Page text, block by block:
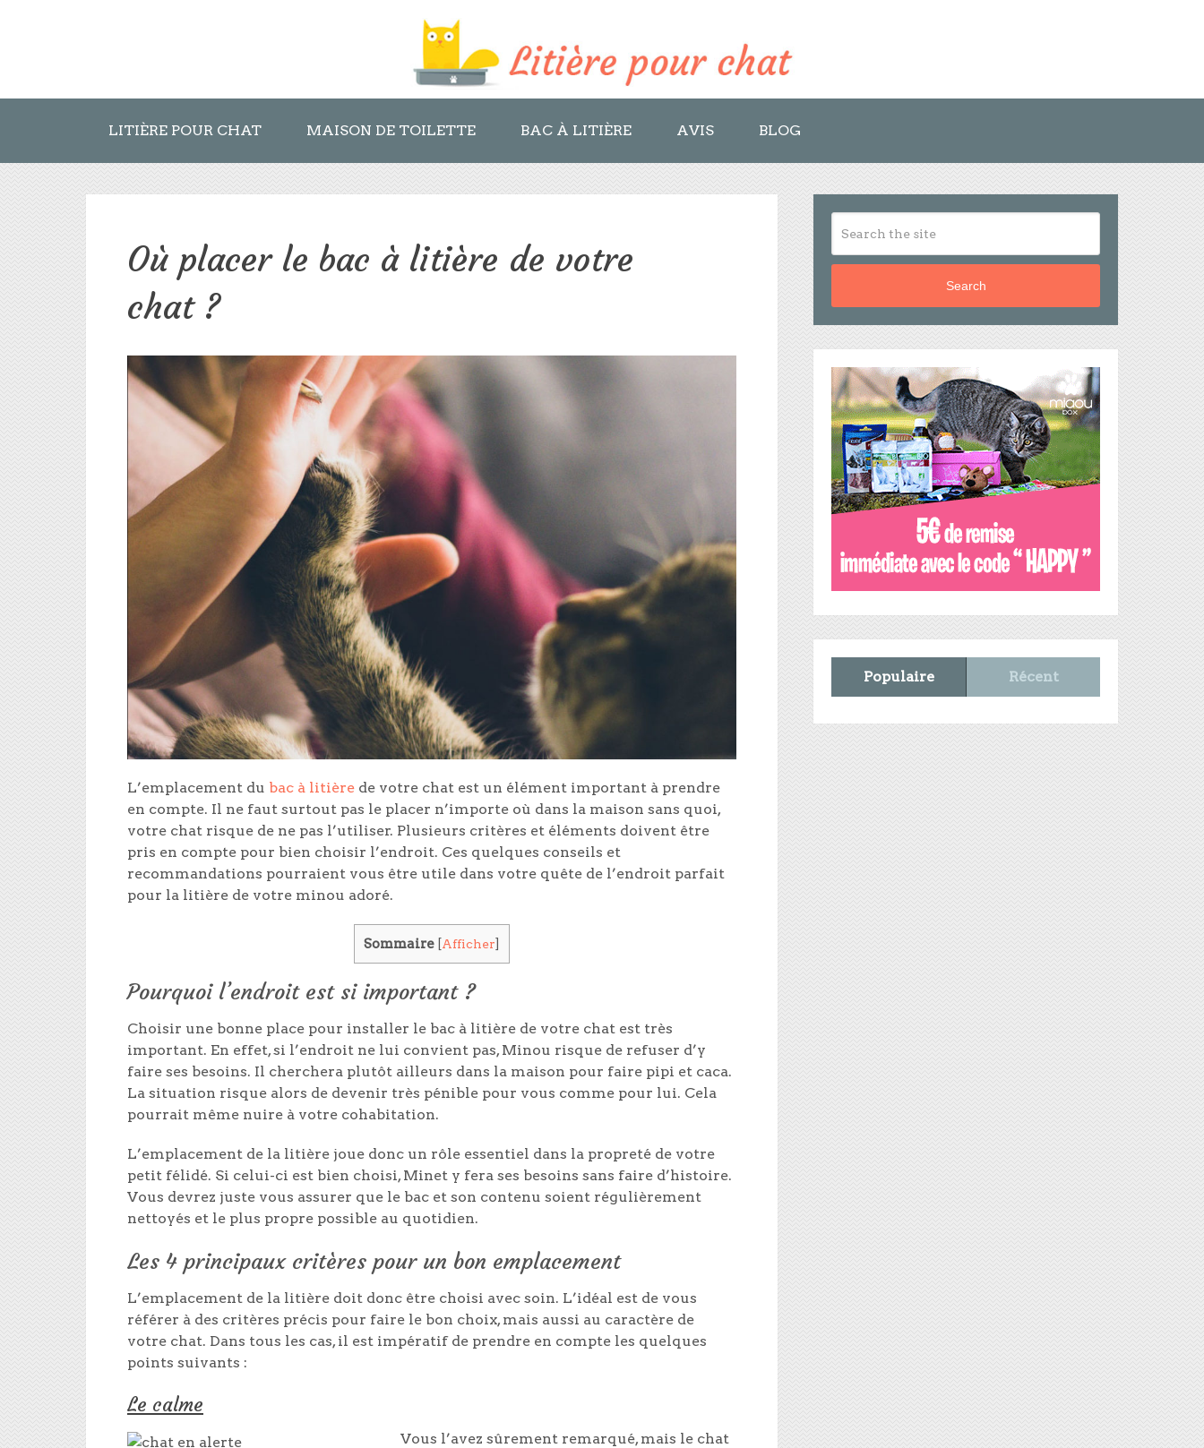
LITIÈRE POUR CHAT MAISON DE TOILETTE BAC À LITIÈRE AVIS BLOG
Où placer le bac à litière de votre
chat ?
L’emplacement du bac à litière de votre chat est un élément important à prendre
en compte. Il ne faut surtout pas le placer n’importe où dans la maison sans quoi,
votre chat risque de ne pas l’utiliser. Plusieurs critères et éléments doivent être
pris en compte pour bien choisir l’endroit. Ces quelques conseils et
recommandations pourraient vous être utile dans votre quête de l’endroit parfait
pour la litière de votre minou adoré.
Sommaire Afficher
Pourquoi l’endroit est si important ?
Choisir une bonne place pour installer le bac à litière de votre chat est très
important. En effet, si l’endroit ne lui convient pas, Minou risque de refuser d’y
faire ses besoins. Il cherchera plutôt ailleurs dans la maison pour faire pipi et caca.
La situation risque alors de devenir très pénible pour vous comme pour lui. Cela
pourrait même nuire à votre cohabitation.
L’emplacement de la litière joue donc un rôle essentiel dans la propreté de votre
petit félidé. Si celui-ci est bien choisi, Minet y fera ses besoins sans faire d’histoire.
Vous devrez juste vous assurer que le bac et son contenu soient régulièrement
nettoyés et le plus propre possible au quotidien.
Les 4 principaux critères pour un bon emplacement
L’emplacement de la litière doit donc être choisi avec soin. L’idéal est de vous
référer à des critères précis pour faire le bon choix, mais aussi au caractère de
votre chat. Dans tous les cas, il est impératif de prendre en compte les quelques
points suivants :
Le calme
Vous l’avez sûrement remarqué, mais le chat
Search
Populaire Récent